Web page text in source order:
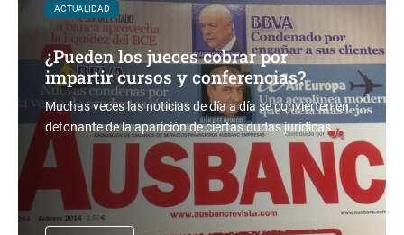
ACTUALIDAD
¿Pueden los jueces cobrar por
impartir cursos y conferencias?
Muchas veces las noticias de día a día se convierten en
detonante de la aparición de ciertas dudas jurídicas...